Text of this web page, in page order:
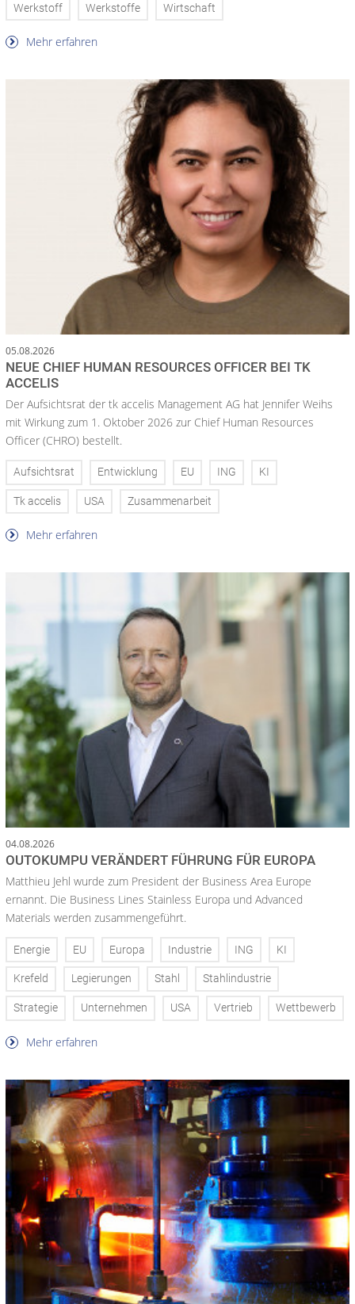
Werkstoff Werkstoffe Wirtschaft
Mehr erfahren
05.08.2026
NEUE CHIEF HUMAN RESOURCES OFFICER BEI TK
ACCELIS
Der Aufsichtsrat der tk accelis Management AG hat Jennifer Weihs
mit Wirkung zum 1. Oktober 2026 zur Chief Human Resources
Officer (CHRO) bestellt.
Aufsichtsrat Entwicklung EU ING KI
Tk accelis USA Zusammenarbeit
Mehr erfahren
04.08.2026
OUTOKUMPU VERÄNDERT FÜHRUNG FÜR EUROPA
Matthieu Jehl wurde zum President der Business Area Europe
ernannt. Die Business Lines Stainless Europa und Advanced
Materials werden zusammengeführt.
Energie EU Europa Industrie ING KI
Krefeld Legierungen Stahl Stahlindustrie
Strategie Unternehmen USA Vertrieb Wettbewerb
Mehr erfahren